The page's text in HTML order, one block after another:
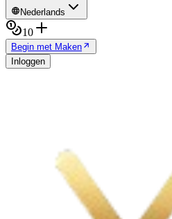
Nederlands
10
Begin met Maken
Inloggen